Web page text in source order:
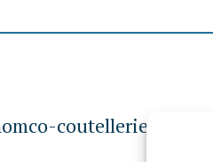
coutellerie.com